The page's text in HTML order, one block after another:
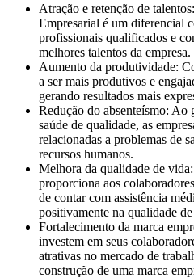
Atração e retenção de
Empresarial é um diferencial
profissionais qualificados e
melhores talentos da empresa.
Aumento da produtividade:
a ser mais produtivos e
gerando resultados mais
Redução do absenteísmo: Ao
saúde de qualidade, as
relacionadas a problemas de
recursos humanos.
Melhora da qualidade de
proporciona aos
de contar com assistência
positivamente na qualidade
Fortalecimento da marca
investem em seus
atrativas no mercado de
construção de uma marca